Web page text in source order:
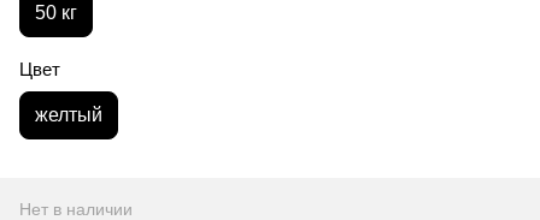
50 кг
Цвет
желтый
Нет в наличии